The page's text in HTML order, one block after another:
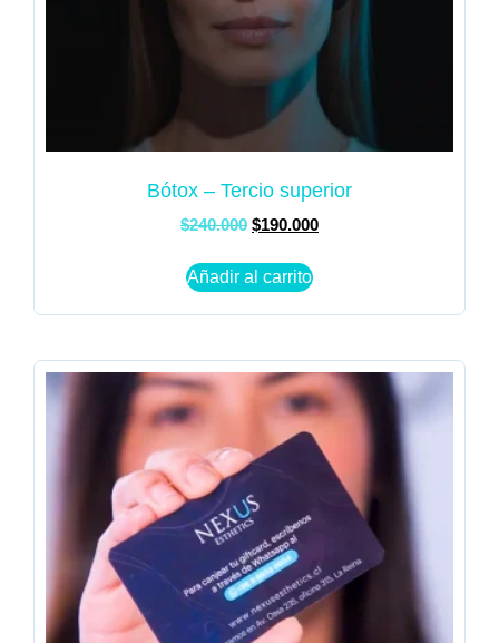
Bótox – Tercio superior
$240.000 $190.000
Añadir al carrito